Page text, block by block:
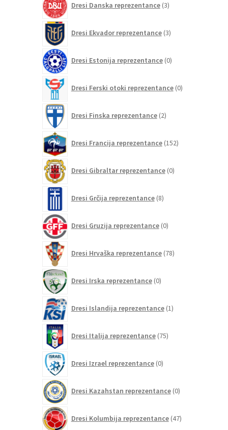
Dresi Danska reprezentance 3izdelki
Dresi Ekvador reprezentance 3izdelki
Dresi Estonija reprezentance 0izdelkov
Dresi Ferski otoki reprezentance 0izdelkov
Dresi Finska reprezentance 2izdelka
Dresi Francija reprezentance 152izdelkov
Dresi Gibraltar reprezentance 0izdelkov
Dresi Grčija reprezentance 8izdelkov
Dresi Gruzija reprezentance 0izdelkov
Dresi Hrvaška reprezentance 78izdelkov
Dresi Irska reprezentance 0izdelkov
Dresi Islandija reprezentance 1izdelek
Dresi Italija reprezentance 75izdelkov
Dresi Izrael reprezentance 0izdelkov
Dresi Kazahstan reprezentance 0izdelkov
Dresi Kolumbija reprezentance 47izdelkov